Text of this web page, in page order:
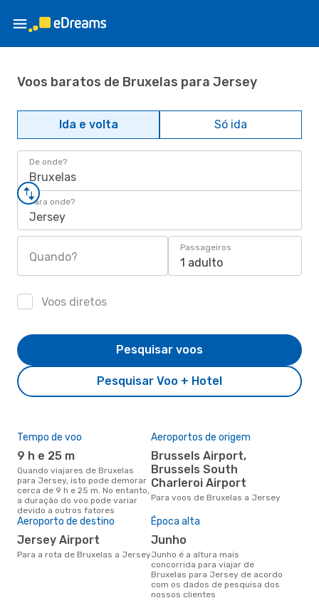
Voos baratos de Bruxelas para Jersey
Ida e volta Só ida
De onde?
Bruxelas
Para onde?
Jersey
Quando?
Passageiros
1 adulto
Voos diretos
Pesquisar Voo + Hotel
Pesquisar voos
Tempo de voo
9 h e 25 m
Quando viajares de Bruxelas
para Jersey, isto pode demorar
cerca de 9 h e 25 m. No entanto,
a duração do voo pode variar
devido a outros fatores
Aeroportos de origem
Brussels Airport,
Brussels South
Charleroi Airport
Para voos de Bruxelas a Jersey
Aeroporto de destino
Jersey Airport
Para a rota de Bruxelas a Jersey
Época alta
junho
junho é a altura mais
concorrida para viajar de
Bruxelas para Jersey de acordo
com os dados de pesquisa dos
nossos clientes